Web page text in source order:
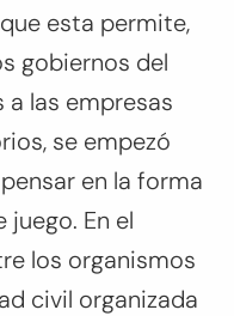
esta permite,
gobiernos del
las empresas
se empezó
en la forma
juego. En el
los organismos
civil organizada